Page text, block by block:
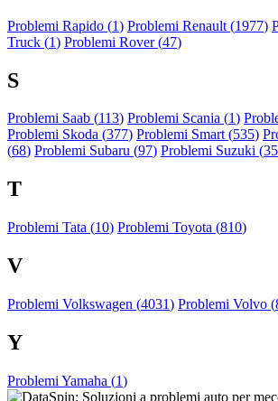
Problemi Rapido (1) Problemi Renault (1977)
Truck (1) Problemi Rover (47)
S
Problemi Saab (113) Problemi Scania (1)
Problemi Skoda (377) Problemi Smart (535)
(68) Problemi Subaru (97) Problemi Suzuki (
T
Problemi Tata (10) Problemi Toyota (810)
V
Problemi Volkswagen (4031) Problemi Volvo (
Y
Problemi Yamaha (1)